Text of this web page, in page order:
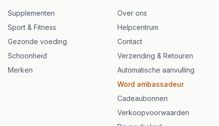
Supplementen
Sport & Fitness
Gezonde voeding
Schoonheid
Merken
Over ons
Helpcentrum
Contact
Verzending & Retouren
Automatische aanvulling
Word ambassadeur
Cadeaubonnen
Verkoopvoorwaarden